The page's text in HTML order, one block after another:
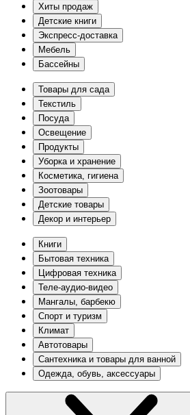
Хиты продаж
Детские книги
Экспресс-доставка
Мебель
Бассейны
Товары для сада
Текстиль
Посуда
Освещение
Продукты
Уборка и хранение
Косметика, гигиена
Зоотовары
Детские товары
Декор и интерьер
Книги
Бытовая техника
Цифровая техника
Теле-аудио-видео
Мангалы, барбекю
Спорт и туризм
Климат
Автотовары
Сантехника и товары для ванной
Одежда, обувь, аксессуары